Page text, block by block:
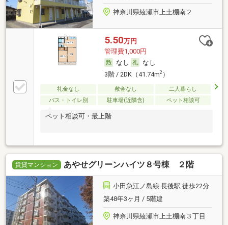
神奈川県綾瀬市上土棚南２
5.50万円
管理費1,000円
なし
なし
3階 / 2DK（41.74m2）
礼金なし 敷金なし
二人暮らし
バス・トイレ別
駐車場(近隣含) ペット相談可
ペット相談可・最上階
賃貸マンション あやせグリーンハイツ８号棟 ２階
小田急江ノ島線 長後駅 徒歩22分
築48年3ヶ月 / 5階建
神奈川県綾瀬市上土棚南３丁目